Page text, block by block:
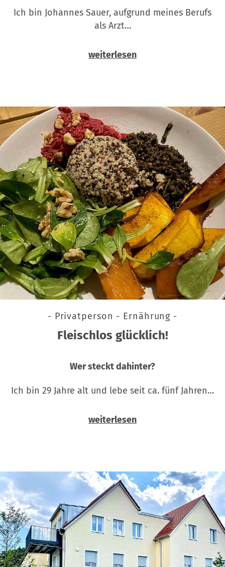
Ich bin Johannes Sauer, aufgrund meines Berufs
als Arzt…
weiterlesen
- Privatperson - Ernährung -
Fleischlos glücklich!
Wer steckt dahinter?
Ich bin 29 Jahre alt und lebe seit ca. fünf Jahren…
weiterlesen